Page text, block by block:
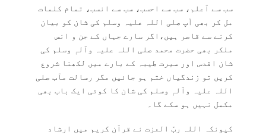
سب سے آعلم، سب سے احسب، سب سے انسب، تمام کلمات
مل کر بھی آپ صلی اللہ علیہ وسلم کی شان کو بیان
کرنے سے قاصر ہیں،اگر سارے جہاں کے جن و انس
ملکر بھی حضرت محمد صلی اللہ علیہ وآلہٖ وسلم کی
شان اقدس اور سیرت طیبہ کے بارے میں لکھنا شروع
کریں تو زندگیاں ختم ہو جائیں مگر رسالت مآب صلی
اللہ علیہ وآلہٖ وسلم کی شان کا کوئی ایک باب بھی
مکمل نہیں ہو سکے گا۔
کیونکہ اللہ ربّ العزت نے قرآن کریم میں ارشاد